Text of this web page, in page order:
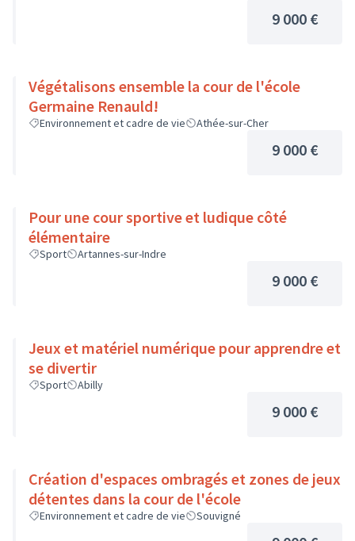
9 000 €
Végétalisons ensemble la cour de l'école
Germaine Renauld!
Environnement et cadre de vie Athée-sur-Cher
9 000 €
Pour une cour sportive et ludique côté
élémentaire
Sport Artannes-sur-Indre
9 000 €
Jeux et matériel numérique pour apprendre et
se divertir
Sport Abilly
9 000 €
Création d'espaces ombragés et zones de jeux
détentes dans la cour de l'école
Environnement et cadre de vie Souvigné